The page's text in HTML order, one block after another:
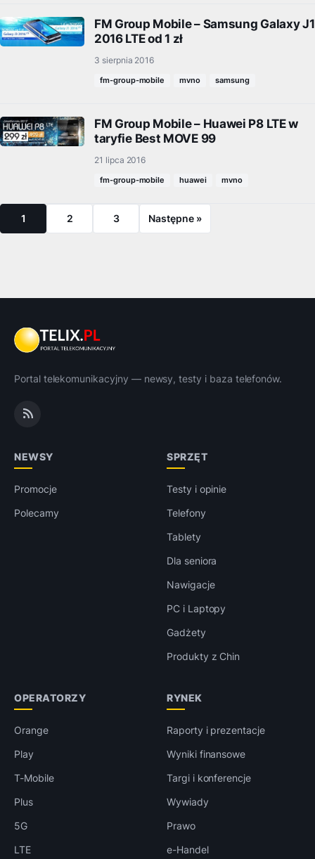
FM Group Mobile – Samsung Galaxy J1
2016 LTE od 1 zł
3 sierpnia 2016
fm-group-mobile mvno samsung
FM Group Mobile – Huawei P8 LTE w
taryfie Best MOVE 99
21 lipca 2016
fm-group-mobile huawei mvno
1 2 3 Następne »
Portal telekomunikacyjny — newsy, testy i baza telefonów.
NEWSY
Promocje
Polecamy
SPRZĘT
Testy i opinie
Telefony
Tablety
Dla seniora
Nawigacje
PC i Laptopy
Gadżety
Produkty z Chin
OPERATORZY
Orange
Play
T-Mobile
Plus
5G
LTE
RYNEK
Raporty i prezentacje
Wyniki finansowe
Targi i konferencje
Wywiady
Prawo
e-Handel